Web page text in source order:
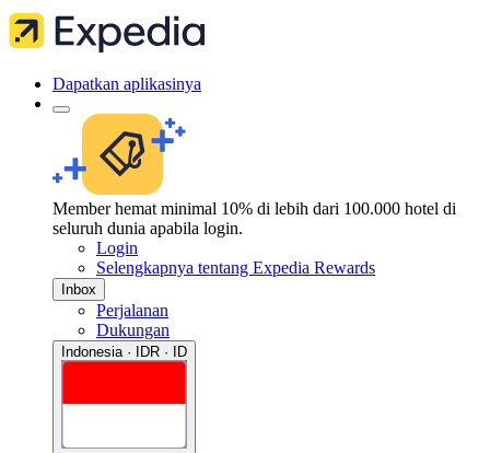
Dapatkan aplikasinya
Member hemat minimal 10% di lebih dari 100.000 hotel di
seluruh dunia apabila login.
Login
Selengkapnya tentang Expedia Rewards
Inbox
Perjalanan
Dukungan
Indonesia · IDR · ID